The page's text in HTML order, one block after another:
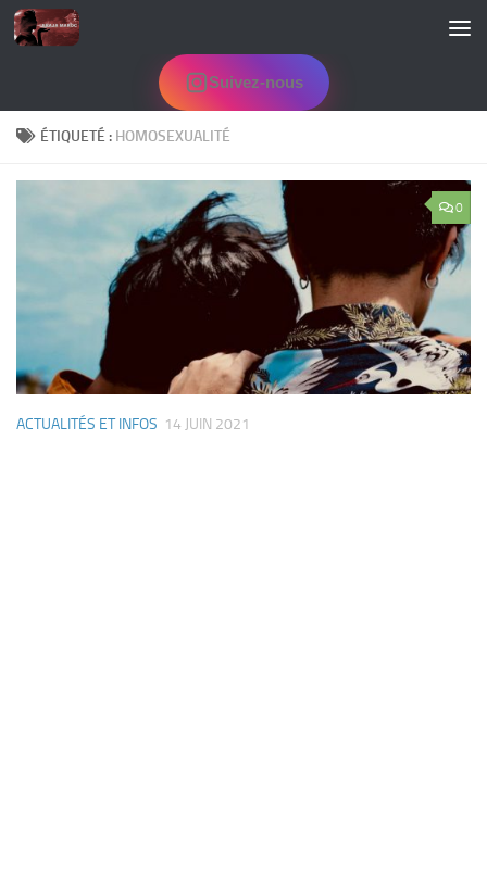
Skip to content
Suivez-nous
ÉTIQUETÉ : HOMOSEXUALITÉ
0
ACTUALITÉS ET INFOS 14 JUIN 2021